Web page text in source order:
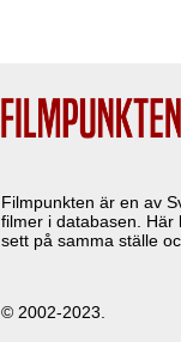
Filmpunkten är en av
filmer i databasen. Här
sett på samma ställe
© 2002-2023.